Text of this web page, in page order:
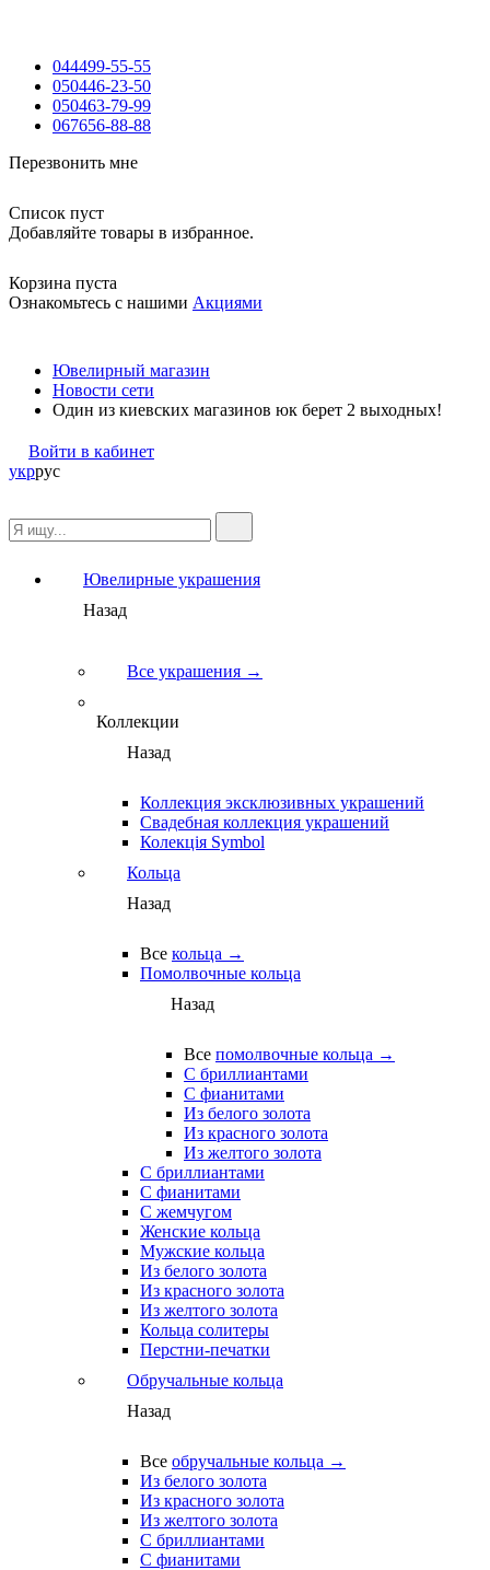
044499-55-55
050446-23-50
050463-79-99
067656-88-88
Перезвонить мне
Список пуст
Добавляйте товары в избранное.
Корзина пуста
Ознакомьтесь с нашими Акциями
Ювелирный магазин
Новости сети
Один из киевских магазинов юк берет 2 выходных!
Войти в кабинет
укррус
Ювелирные украшения
Назад
Все украшения →
Коллекции
Назад
Коллекция эксклюзивных украшений
Свадебная коллекция украшений
Колекція Symbol
Кольца
Назад
Все кольца →
Помолвочные кольца
Назад
Все помолвочные кольца →
С бриллиантами
С фианитами
Из белого золота
Из красного золота
Из желтого золота
С бриллиантами
С фианитами
С жемчугом
Женские кольца
Мужские кольца
Из белого золота
Из красного золота
Из желтого золота
Кольца солитеры
Перстни-печатки
Обручальные кольца
Назад
Все обручальные кольца →
Из белого золота
Из красного золота
Из желтого золота
С бриллиантами
С фианитами